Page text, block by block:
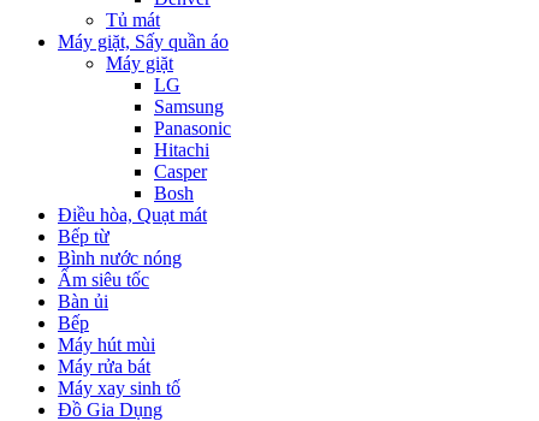
Tủ mát
Máy giặt, Sấy quần áo
Máy giặt
LG
Samsung
Panasonic
Hitachi
Casper
Bosh
Điều hòa, Quạt mát
Bếp từ
Bình nước nóng
Ấm siêu tốc
Bàn ủi
Bếp
Máy hút mùi
Máy rửa bát
Máy xay sinh tố
Đồ Gia Dụng